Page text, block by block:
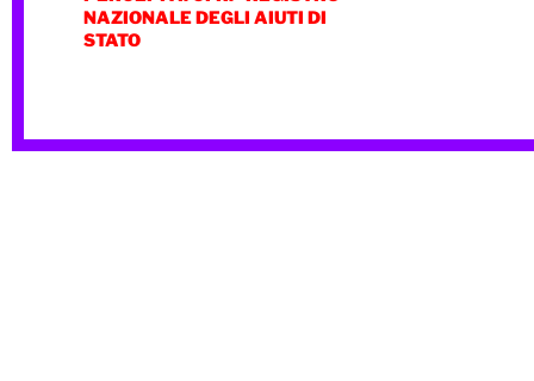
NAZIONALE DEGLI AIUTI DI
STATO